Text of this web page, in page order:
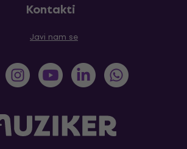
Kontakti
Javi nam se